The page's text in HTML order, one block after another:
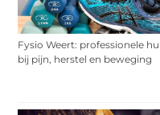
Fysio Weert: professionele
bij pijn, herstel en beweging